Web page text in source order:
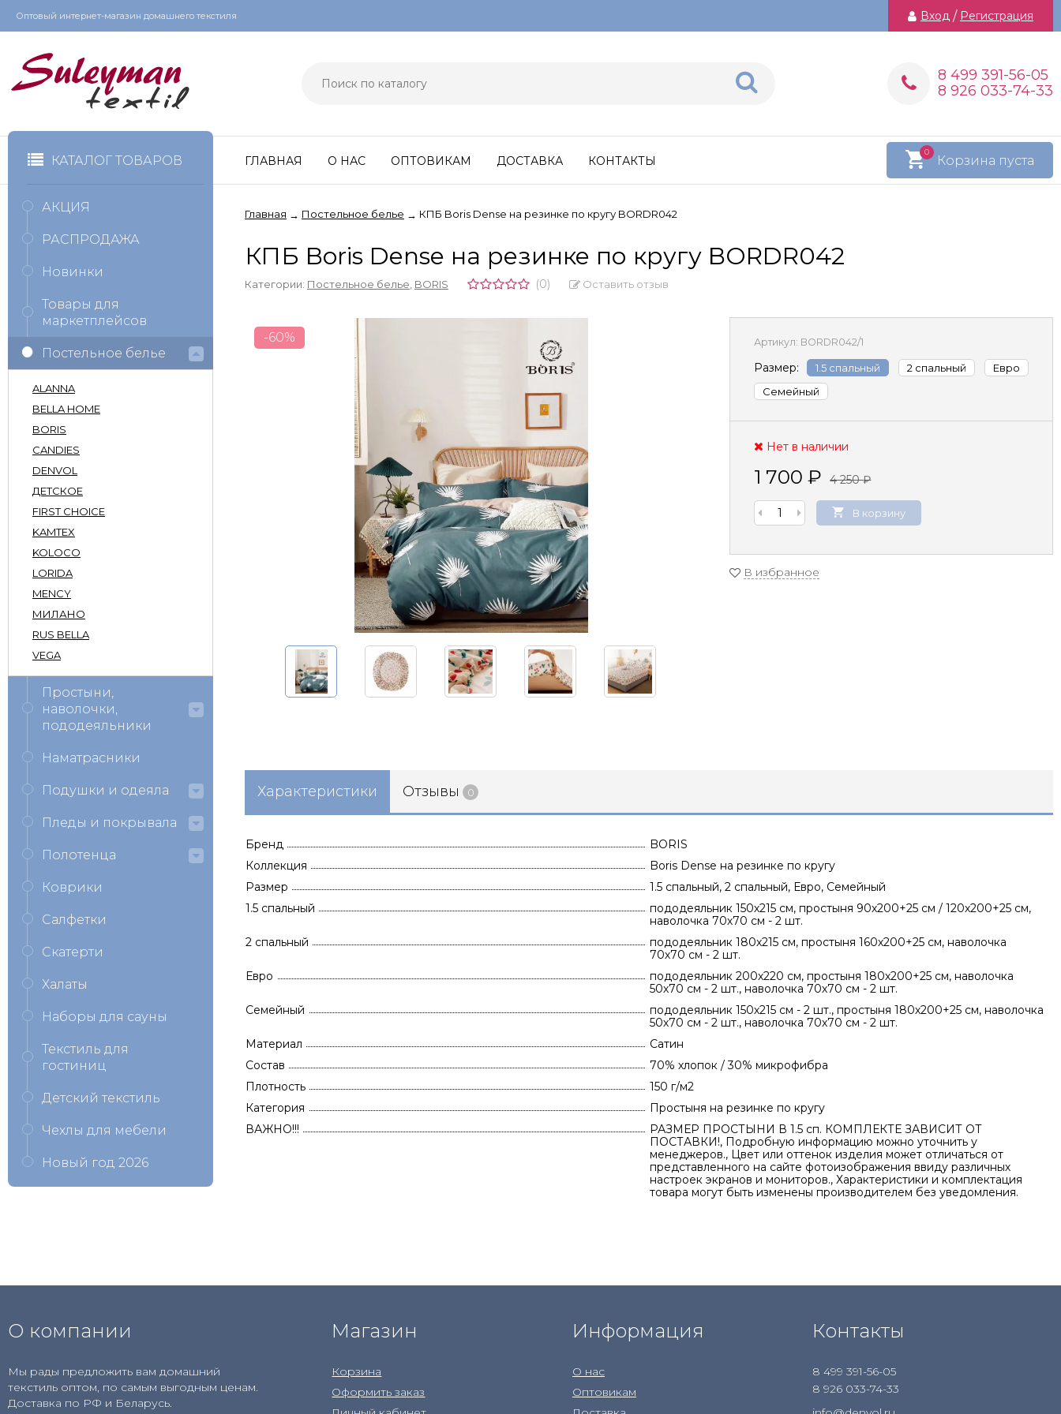
Оптовый интернет-магазин домашнего текстиля Вход / Регистрация
8 499 391-56-05
8 926 033-74-33
КАТАЛОГ ТОВАРОВ Корзина пуста
0
ГЛАВНАЯ О НАС ОПТОВИКАМ ДОСТАВКА КОНТАКТЫ
Главная → Постельное белье → КПБ Boris Dense на резинке по кругу BORDR042
КПБ Boris Dense на резинке по кругу BORDR042
Категории: Постельное белье BORIS (0) Оставить отзыв
-60% Артикул: BORDR042/1
Размер: 1.5 спальный 2 спальный
Евро
Семейный
Нет в наличии
1 700₽ 4 250₽
В корзину
В избранное
Характеристики Отзывы 0
Бренд
BORIS
Коллекция
Boris Dense на резинке по кругу
Размер
1.5 спальный, 2 спальный, Евро, Семейный
1.5 спальный
пододеяльник 150х215 см, простыня 90х200+25 см / 120х200+25 см,
наволочка 70х70 см - 2 шт.
2 спальный
пододеяльник 180х215 см, простыня 160х200+25 см, наволочка
70х70 см - 2 шт.
Евро
пододеяльник 200х220 см, простыня 180х200+25 см, наволочка
50х70 см - 2 шт., наволочка 70х70 см - 2 шт.
Семейный
пододеяльник 150х215 см - 2 шт., простыня 180х200+25 см, наволочка
50х70 см - 2 шт., наволочка 70х70 см - 2 шт.
Материал
Сатин
Состав
70% хлопок / 30% микрофибра
Плотность
150 г/м2
Категория
Простыня на резинке по кругу
ВАЖНО!!!
РАЗМЕР ПРОСТЫНИ В 1.5 сп. КОМПЛЕКТЕ ЗАВИСИТ ОТ
ПОСТАВКИ!, Подробную информацию можно уточнить у
менеджеров., Цвет или оттенок изделия может отличаться от
представленного на сайте фотоизображения ввиду различных
настроек экранов и мониторов., Характеристики и комплектация
товара могут быть изменены производителем без уведомления.
АКЦИЯ
РАСПРОДАЖА
Новинки
Товары для
маркетплейсов
Постельное белье
ALANNA
BELLA HOME
BORIS
CANDIES
DENVOL
ДЕТСКОЕ
FIRST CHOICE
KAMTEX
KOLOCO
LORIDA
MENCY
МИЛАНО
RUS BELLA
VEGA
Простыни,
наволочки,
пододеяльники
Наматрасники
Подушки и одеяла
Пледы и покрывала
Полотенца
Коврики
Салфетки
Скатерти
Халаты
Наборы для сауны
Текстиль для
гостиниц
Детский текстиль
Чехлы для мебели
Новый год 2026
О компании
Мы рады предложить вам домашний
текстиль оптом, по самым выгодным ценам.
Доставка по РФ и Беларусь.
Магазин
Корзина
Оформить заказ
Информация
О нас
Оптовикам
Контакты
8 499 391-56-05
8 926 033-74-33